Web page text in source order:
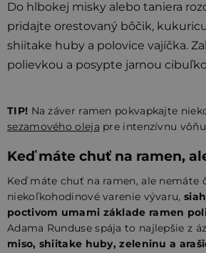
Do hlbokej misky alebo taniera
pridajte orestovaný bôčik,
shiitake huby a polovice vajíčka.
polievkou a posypte jarnou
TIP! Na záver ramen pokvapkajte
sezamového oleja pre intenzívnu
Keď máte chuť na ramen,
Keď máte chuť na ramen, ale nemáte
niekoľkohodinové varenie vývaru,
poctivom umami základe ramen
Adama Runduse spája to najlepšie z
miso, shiitake huby, zeleninu a